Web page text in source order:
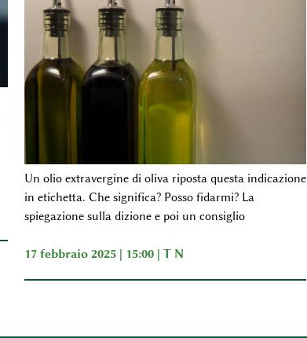
Un olio extravergine di oliva riposta questa indicazione
in etichetta. Che significa? Posso fidarmi? La
spiegazione sulla dizione e poi un consiglio
17 febbraio 2025 | 15:00 | T N